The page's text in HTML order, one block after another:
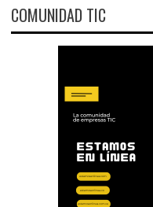
COMUNIDAD TIC